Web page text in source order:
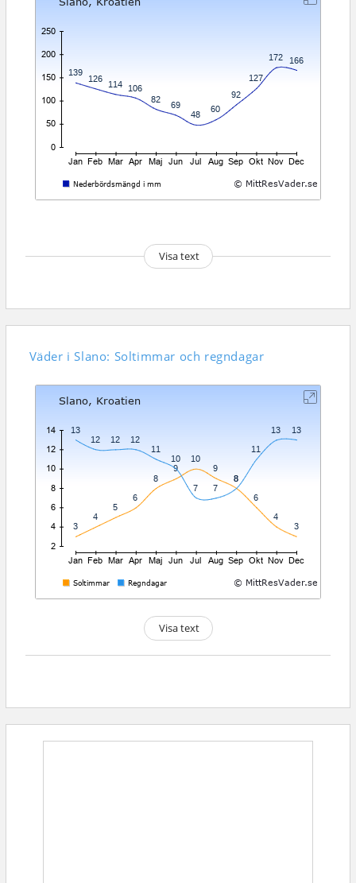
Visa text
Väder i Slano: Soltimmar och regndagar
Visa text